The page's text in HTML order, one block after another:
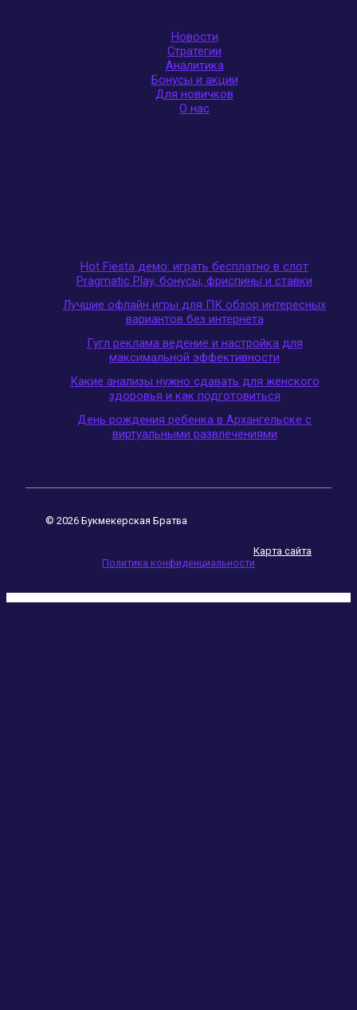
Новости
Стратегии
Аналитика
Бонусы и акции
Для новичков
О нас
Hot Fiesta демо: играть бесплатно в слот
Pragmatic Play, бонусы, фриспины и ставки
Лучшие офлайн игры для ПК обзор интересных
вариантов без интернета
Гугл реклама ведение и настройка для
максимальной эффективности
Какие анализы нужно сдавать для женского
здоровья и как подготовиться
День рождения ребенка в Архангельске с
виртуальными развлечениями
© 2026 Букмекерская Братва
Карта сайта
Политика конфиденциальности